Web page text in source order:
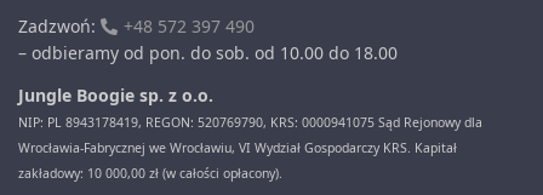
Zadzwoń:
+48 572 397 490
– odbieramy od pon. do sob. od 10.00 do 18.00
Jungle Boogie sp. z o.o.
NIP: PL 8943178419, REGON: 520769790, KRS: 0000941075 Sąd Rejonowy dla
Wrocławia-Fabrycznej we Wrocławiu, VI Wydział Gospodarczy KRS. Kapitał
zakładowy: 10 000,00 zł (w całości opłacony).